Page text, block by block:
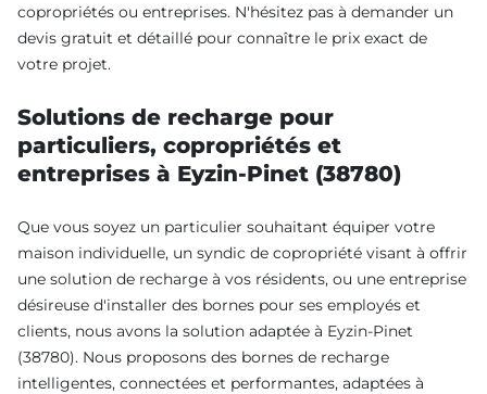
copropriétés ou entreprises. N'hésitez pas à demander un
devis gratuit et détaillé pour connaître le prix exact de
votre projet.
Solutions de recharge pour
particuliers, copropriétés et
entreprises à Eyzin-Pinet (38780)
Que vous soyez un particulier souhaitant équiper votre
maison individuelle, un syndic de copropriété visant à offrir
une solution de recharge à vos résidents, ou une entreprise
désireuse d'installer des bornes pour ses employés et
clients, nous avons la solution adaptée à Eyzin-Pinet
(38780). Nous proposons des bornes de recharge
intelligentes, connectées et performantes, adaptées à